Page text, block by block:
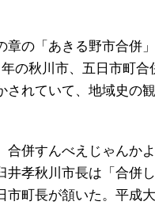
章の「あきる野市合併
年の秋川市、五日市町
されていて、地域史の
併すんべえじゃんか
井孝秋川市長は「合併
市町長が頷いた。平成